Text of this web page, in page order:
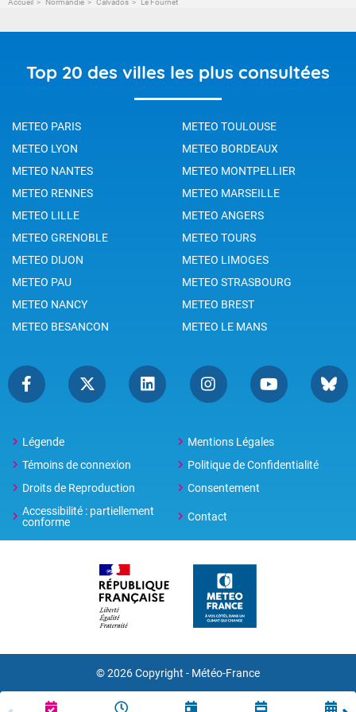
Top 20 des villes les plus consultées
METEO PARIS
METEO TOULOUSE
METEO LYON
METEO BORDEAUX
METEO NANTES
METEO MONTPELLIER
METEO RENNES
METEO MARSEILLE
METEO LILLE
METEO ANGERS
METEO GRENOBLE
METEO TOURS
METEO DIJON
METEO LIMOGES
METEO PAU
METEO STRASBOURG
METEO NANCY
METEO BREST
METEO BESANCON
METEO LE MANS
Légende
Mentions Légales
Témoins de connexion
Politique de Confidentialité
Droits de Reproduction
Consentement
Accessibilité : partiellement
conforme
Contact
© 2026 Copyright - Météo-France